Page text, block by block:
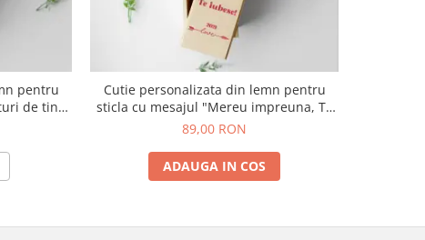
pentru
de tine"
Cutie personalizata din lemn pentru
sticla cu mesajul "Mereu impreuna, Te
iubesc"
89,00 RON
ADAUGA IN COS